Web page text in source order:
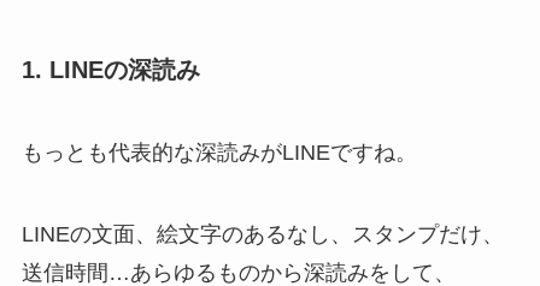
1. LINEの深読み
もっとも代表的な深読みがLINEですね。
LINEの文面、絵文字のあるなし、スタンプだけ、
送信時間…あらゆるものから深読みをして、